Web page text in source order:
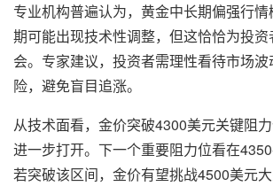
专业机构普遍认为，黄金中长期偏强行
期可能出现技术性调整，但这恰恰为投
会。专家建议，投资者需理性看待市场
险，避免盲目追涨。
从技术面看，金价突破4300美元关键阻
进一步打开。下一个重要阻力位看在
若突破该区间，金价有望挑战4500美元大